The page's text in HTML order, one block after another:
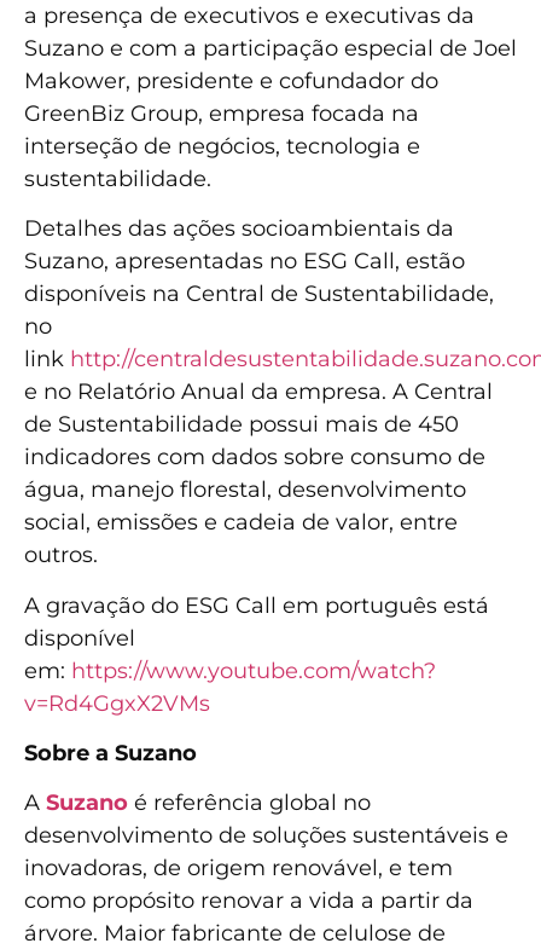
a presença de executivos e executivas da
Suzano e com a participação especial de Joel
Makower, presidente e cofundador do
GreenBiz Group, empresa focada na
interseção de negócios, tecnologia e
sustentabilidade.
Detalhes das ações socioambientais da
Suzano, apresentadas no ESG Call, estão
disponíveis na Central de Sustentabilidade,
no
link http://
e no Relatório Anual da empresa. A Central
de Sustentabilidade possui mais de 450
indicadores com dados sobre consumo de
água, manejo florestal, desenvolvimento
social, emissões e cadeia de valor, entre
outros.
A gravação do ESG Call em português está
disponível
em: https://www.youtube.com/watch?
v=Rd4GgxX2VMs
Sobre a Suzano
A Suzano é referência global no
desenvolvimento de soluções sustentáveis e
inovadoras, de origem renovável, e tem
como propósito renovar a vida a partir da
árvore. Maior fabricante de celulose de